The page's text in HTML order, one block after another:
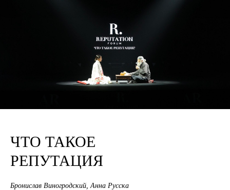
ЧТО ТАКОЕ
РЕПУТАЦИЯ
Бронислав Виногродский, Анна Русска